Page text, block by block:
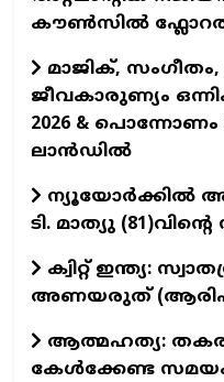
കൗൺസിൽ ഫ്ലോറൽ
മാജിക്,
ജീവകാരുണ്യം
2026 & പൊന്നോണം
ലാന്‍ഡില്‍
ന്യൂയോര്‍ക്കില്‍
ടി. മാത്യു
ക്വിറ്റ് ഇന്ത്യ:
അണയരുത് (ആരിഫ്
ആത്മഹത്യ:
കേൾക്കേണ്ട